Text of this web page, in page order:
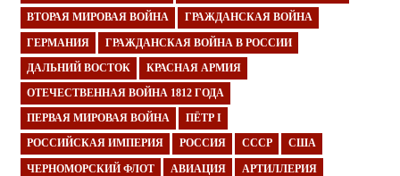
ВТОРАЯ МИРОВАЯ ВОЙНА ГРАЖДАНСКАЯ ВОЙНА
ГЕРМАНИЯ ГРАЖДАНСКАЯ ВОЙНА В РОССИИ
ДАЛЬНИЙ ВОСТОК КРАСНАЯ АРМИЯ
ОТЕЧЕСТВЕННАЯ ВОЙНА 1812 ГОДА
ПЕРВАЯ МИРОВАЯ ВОЙНА ПЁТР I
РОССИЙСКАЯ ИМПЕРИЯ РОССИЯ СССР США
ЧЕРНОМОРСКИЙ ФЛОТ АВИАЦИЯ АРТИЛЛЕРИЯ